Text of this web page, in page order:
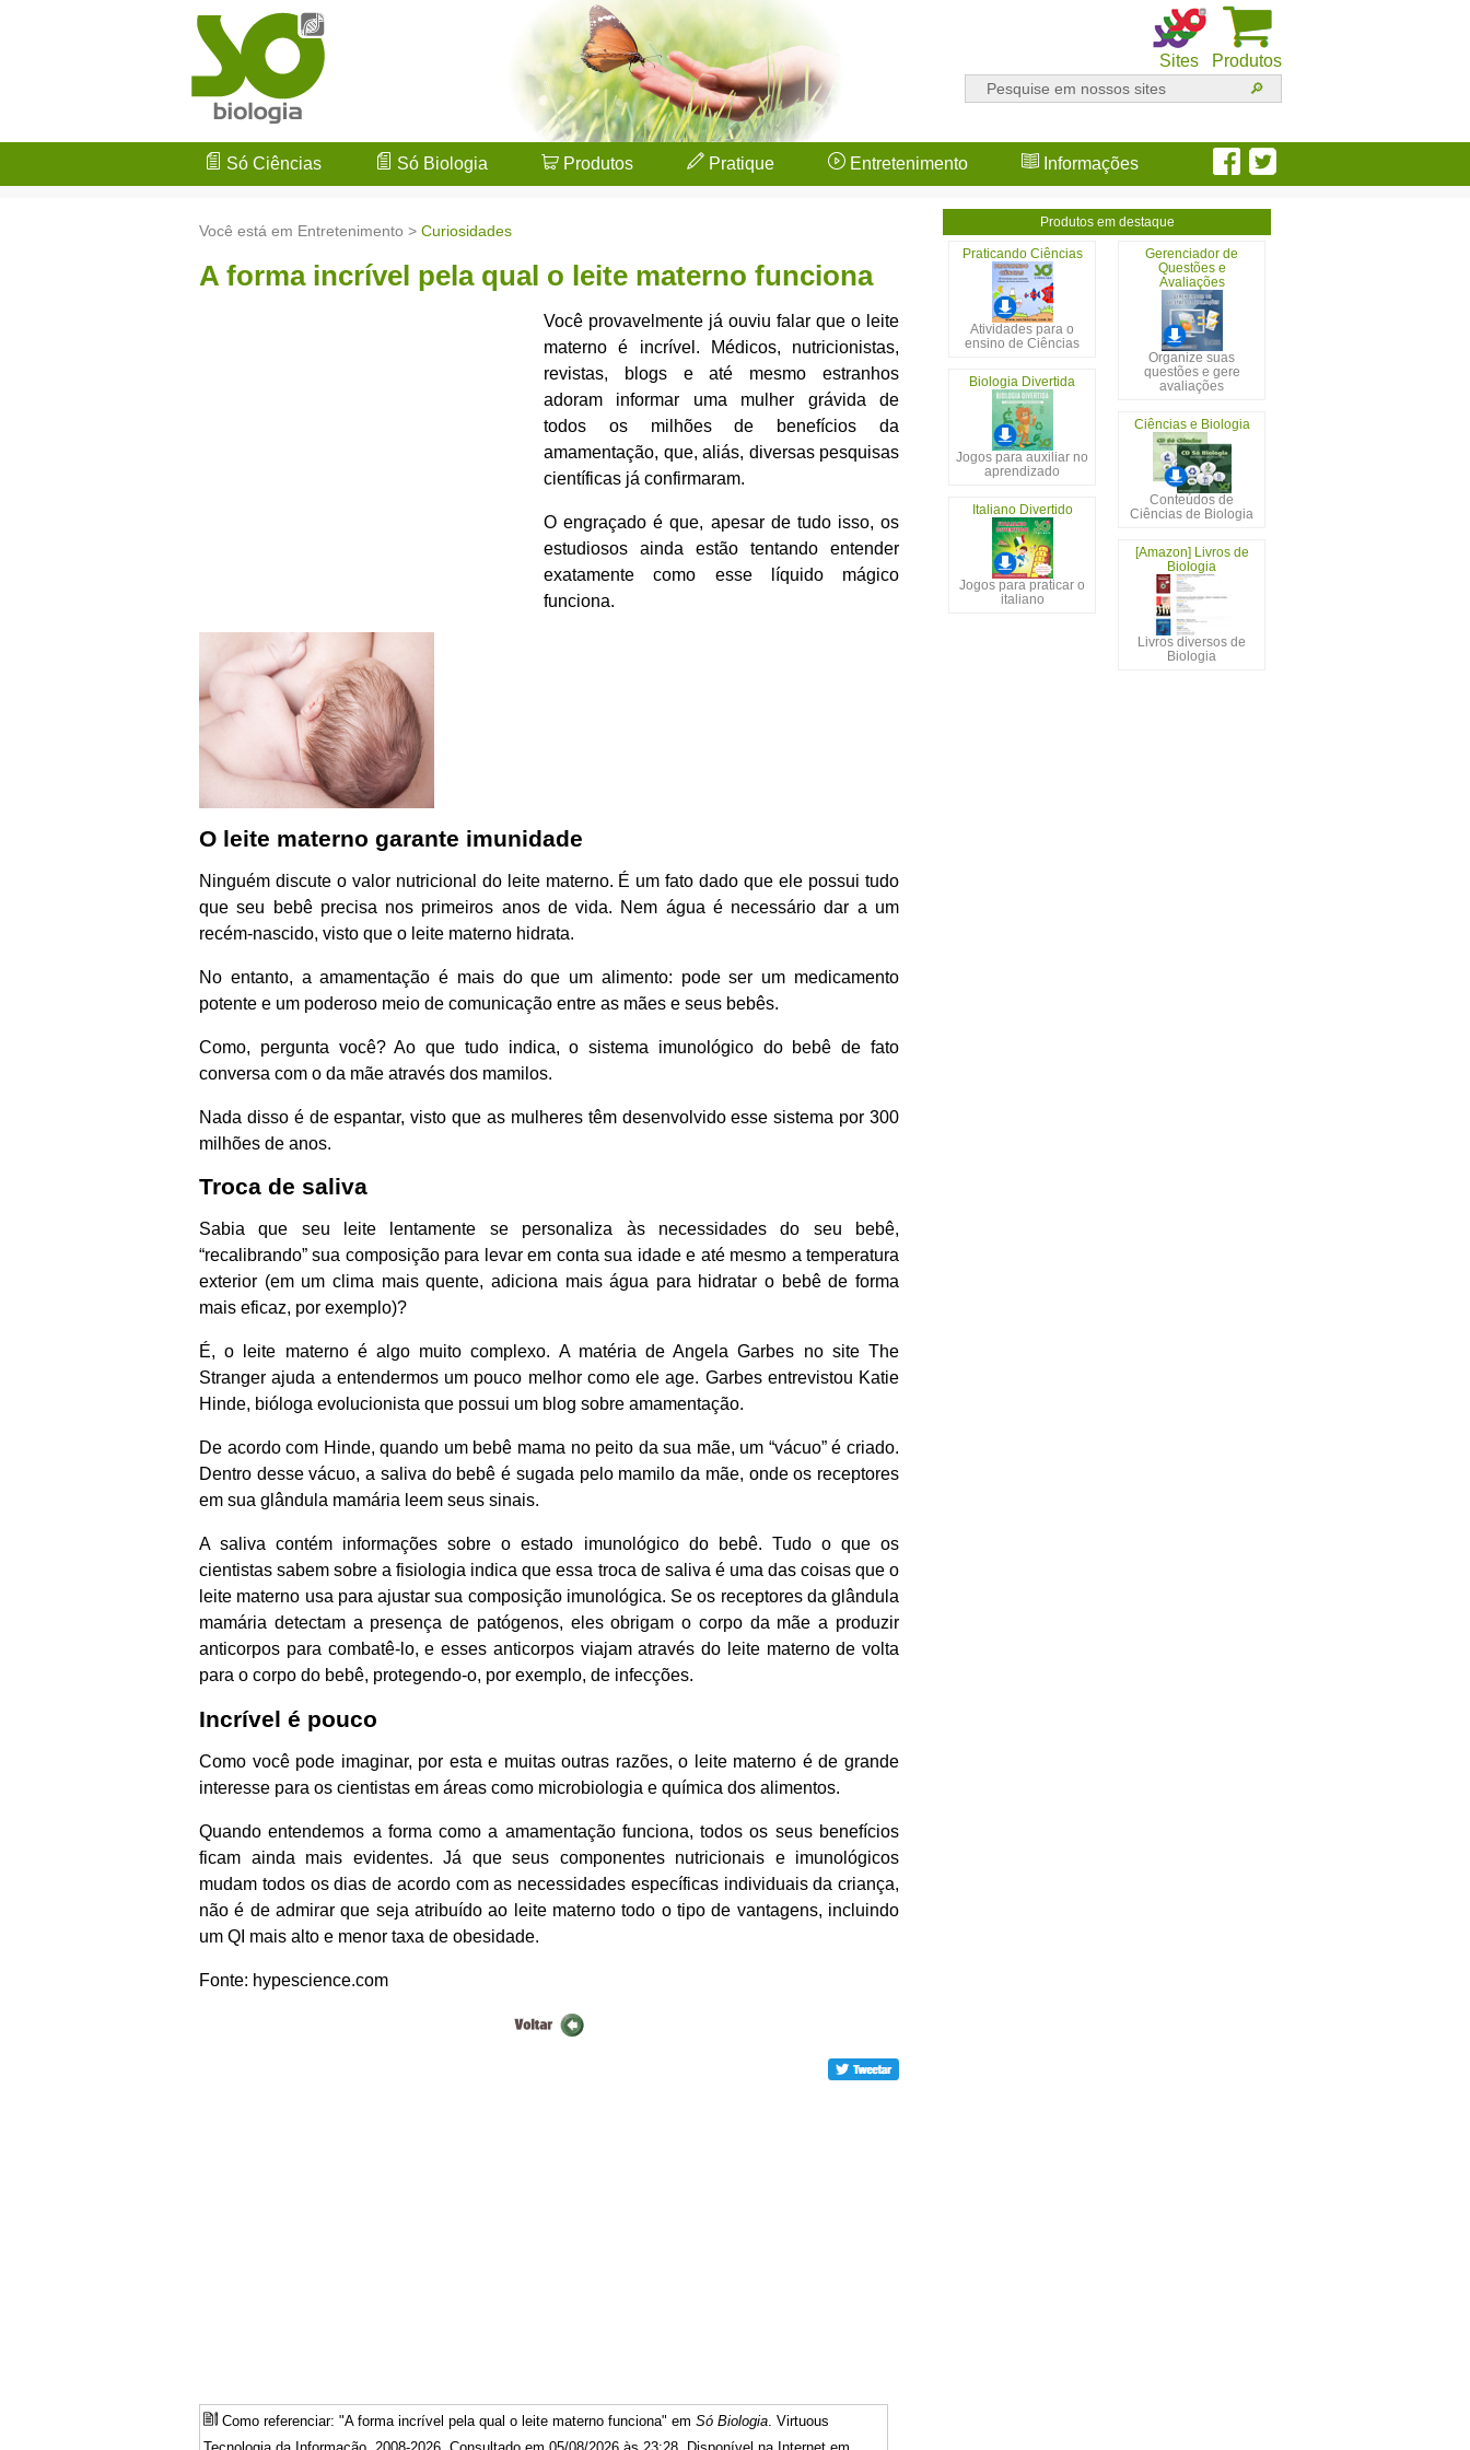
Produtos
Sites
Só Ciências Só Biologia Produtos Pratique Entretenimento Informações
Você está em Entretenimento > Curiosidades
A forma incrível pela qual o leite materno funciona
Você provavelmente já ouviu falar que o leite
materno é incrível. Médicos, nutricionistas,
revistas, blogs e até mesmo estranhos
adoram informar uma mulher grávida de
todos os milhões de benefícios da
amamentação, que, aliás, diversas pesquisas
científicas já confirmaram.
O engraçado é que, apesar de tudo isso, os
estudiosos ainda estão tentando entender
exatamente como esse líquido mágico
funciona.
O leite materno garante imunidade
Ninguém discute o valor nutricional do leite materno. É um fato dado que ele possui tudo
que seu bebê precisa nos primeiros anos de vida. Nem água é necessário dar a um
recém-nascido, visto que o leite materno hidrata.
No entanto, a amamentação é mais do que um alimento: pode ser um medicamento
potente e um poderoso meio de comunicação entre as mães e seus bebês.
Como, pergunta você? Ao que tudo indica, o sistema imunológico do bebê de fato
conversa com o da mãe através dos mamilos.
Nada disso é de espantar, visto que as mulheres têm desenvolvido esse sistema por 300
milhões de anos.
Troca de saliva
Sabia que seu leite lentamente se personaliza às necessidades do seu bebê,
“recalibrando” sua composição para levar em conta sua idade e até mesmo a temperatura
exterior (em um clima mais quente, adiciona mais água para hidratar o bebê de forma
mais eficaz, por exemplo)?
É, o leite materno é algo muito complexo. A matéria de Angela Garbes no site The
Stranger ajuda a entendermos um pouco melhor como ele age. Garbes entrevistou Katie
Hinde, bióloga evolucionista que possui um blog sobre amamentação.
De acordo com Hinde, quando um bebê mama no peito da sua mãe, um “vácuo” é criado.
Dentro desse vácuo, a saliva do bebê é sugada pelo mamilo da mãe, onde os receptores
em sua glândula mamária leem seus sinais.
A saliva contém informações sobre o estado imunológico do bebê. Tudo o que os
cientistas sabem sobre a fisiologia indica que essa troca de saliva é uma das coisas que o
leite materno usa para ajustar sua composição imunológica. Se os receptores da glândula
mamária detectam a presença de patógenos, eles obrigam o corpo da mãe a produzir
anticorpos para combatê-lo, e esses anticorpos viajam através do leite materno de volta
para o corpo do bebê, protegendo-o, por exemplo, de infecções.
Incrível é pouco
Como você pode imaginar, por esta e muitas outras razões, o leite materno é de grande
interesse para os cientistas em áreas como microbiologia e química dos alimentos.
Quando entendemos a forma como a amamentação funciona, todos os seus benefícios
ficam ainda mais evidentes. Já que seus componentes nutricionais e imunológicos
mudam todos os dias de acordo com as necessidades específicas individuais da criança,
não é de admirar que seja atribuído ao leite materno todo o tipo de vantagens, incluindo
um QI mais alto e menor taxa de obesidade.
Fonte: hypescience.com
Como referenciar: "A forma incrível pela qual o leite materno funciona" em Só Biologia . Virtuous
Produtos em destaque
Praticando Ciências
Atividades para o
ensino de Ciências
Gerenciador de
Questões e
Avaliações
Organize suas
questões e gere
avaliações
Biologia Divertida
Jogos para auxiliar no
aprendizado
Ciências e Biologia
Conteúdos de
Ciências de Biologia
Italiano Divertido
Jogos para praticar o
italiano
[Amazon] Livros de
Biologia
Livros diversos de
Biologia